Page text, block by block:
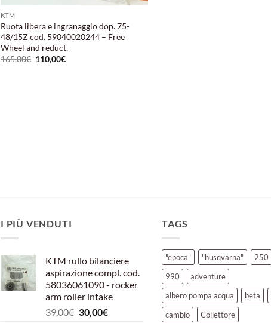
KTM
Ruota libera e ingranaggio dop. 75-
48/15Z cod. 59040020244 – Free
Wheel and reduct.
165,00€ Il
prezzo
110,00€Il
I PIÙ VENDUTI
KTM rullo bilanciere
aspirazione compl. cod.
58036061090 - rocker
arm roller intake
39,00€ Il
30,00€Il
TAGS
"epoca" "husqvarna" 250
990
adventure
albero pompa acqua
beta
cambio
Collettore